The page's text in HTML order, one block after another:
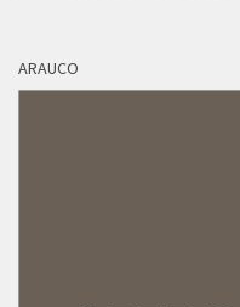
ARAUCO